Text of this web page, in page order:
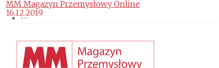
MM Magazyn Przemysłowy Online
16.12.2019